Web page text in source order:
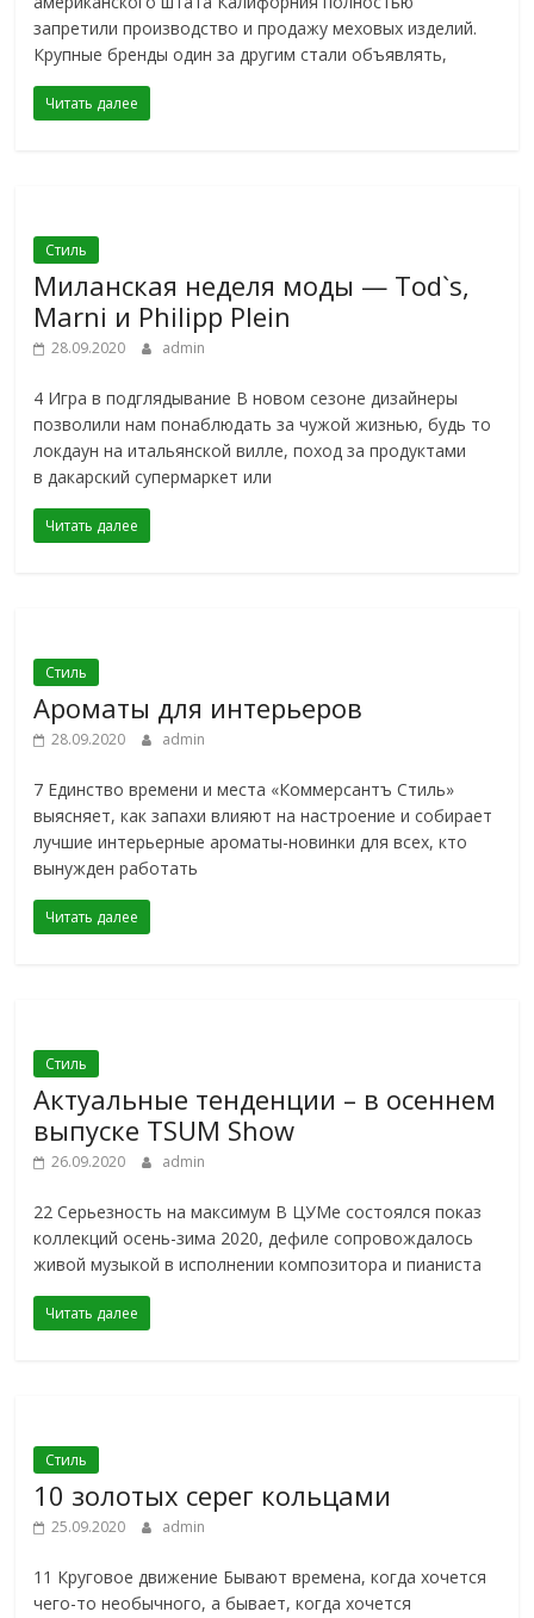
запретили производство и продажу меховых изделий.
Крупные бренды один за другим стали объявлять,
Читать далее
Стиль
Миланская неделя моды — Tod`s,
Marni и Philipp Plein
28.09.2020 admin
4 Игра в подглядывание В новом сезоне дизайнеры
позволили нам понаблюдать за чужой жизнью, будь то
локдаун на итальянской вилле, поход за продуктами
в дакарский супермаркет или
Читать далее
Стиль
Ароматы для интерьеров
28.09.2020 admin
7 Единство времени и места «Коммерсантъ Стиль»
выясняет, как запахи влияют на настроение и собирает
лучшие интерьерные ароматы-новинки для всех, кто
вынужден работать
Читать далее
Стиль
Актуальные тенденции – в осеннем
выпуске TSUM Show
26.09.2020 admin
22 Серьезность на максимум В ЦУМе состоялся показ
коллекций осень-зима 2020, дефиле сопровождалось
живой музыкой в исполнении композитора и пианиста
Читать далее
Стиль
10 золотых серег кольцами
25.09.2020 admin
11 Круговое движение Бывают времена, когда хочется
чего-то необычного, а бывает, когда хочется